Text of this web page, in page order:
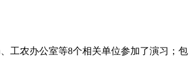
工农办公室等8个相关单位参加了演习；包